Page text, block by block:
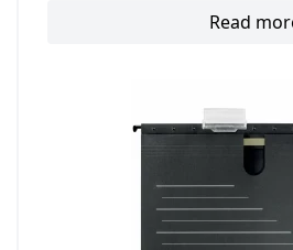
Read